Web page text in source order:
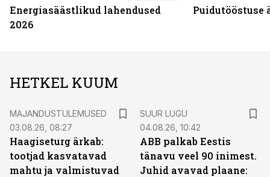
Energiasäästlikud lahendused
2026
Puidutööstuse
HETKEL KUUM
MAJANDUSTULEMUSED
03.08.26, 08:27
Haagiseturg ärkab:
tootjad kasvatavad
mahtu ja valmistuvad
SUUR LUGU
04.08.26, 10:42
ABB palkab Eestis
tänavu veel 90 inimest.
Juhid avavad plaane: